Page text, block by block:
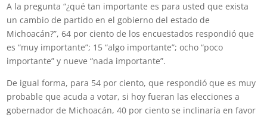
A la pregunta “¿qué tan importante es para usted que exista
un cambio de partido en el gobierno del estado de
Michoacán?”, 64 por ciento de los encuestados respondió que
es “muy importante”; 15 “algo importante”; ocho “poco
importante” y nueve “nada importante”.
De igual forma, para 54 por ciento, que respondió que es muy
probable que acuda a votar, si hoy fueran las elecciones a
gobernador de Michoacán, 40 por ciento se inclinaría en favor